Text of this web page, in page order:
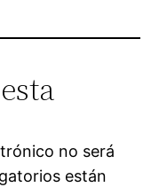
no será
están